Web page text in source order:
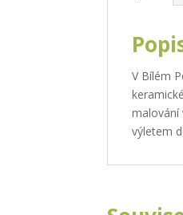
V Bílém
malování
výletem